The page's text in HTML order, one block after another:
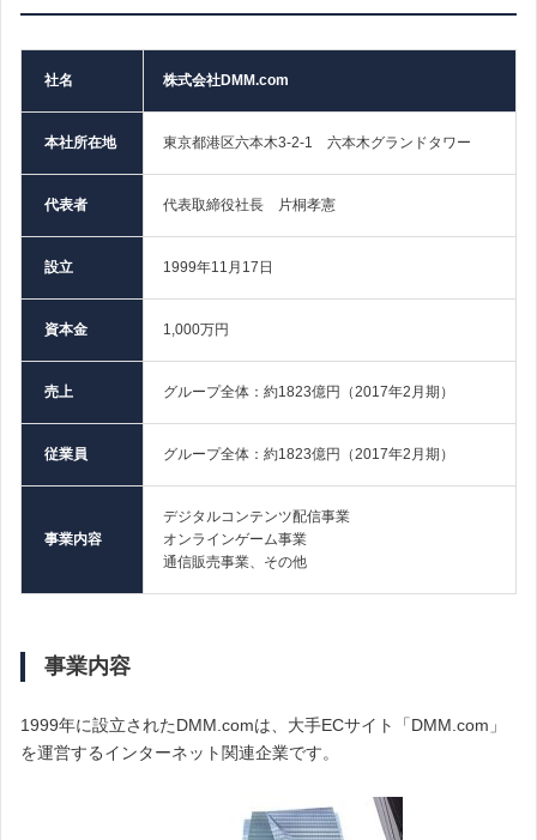
社名 株式会社DMM.com
本社所在地 東京都港区六本木3-2-1 六本木グランドタワー
代表者 代表取締役社長 片桐孝憲
設立 1999年11月17日
資本金 1,000万円
売上 グループ全体：約1823億円（2017年2月期）
従業員 グループ全体：約1823億円（2017年2月期）
事業内容
デジタルコンテンツ配信事業
オンラインゲーム事業
通信販売事業、その他
事業内容
1999年に設立されたDMM.comは、大手ECサイト「DMM.com」
を運営するインターネット関連企業です。